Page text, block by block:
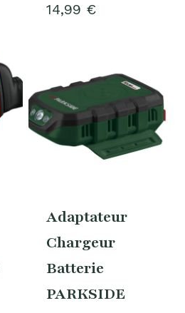
14,99 €
Adaptateur
Chargeur
Batterie
PARKSIDE